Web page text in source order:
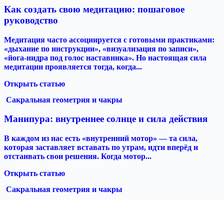
Как создать свою медитацию: пошаговое
руководство
Медитация часто ассоциируется с готовыми практиками:
«дыхание по инструкции», «визуализация по записи»,
«йога-нидра под голос наставника». Но настоящая сила
медитации проявляется тогда, когда...
Открыть статью
Сакральная геометрия и чакры
Манипура: внутреннее солнце и сила действия
В каждом из нас есть «внутренний мотор» — та сила,
которая заставляет вставать по утрам, идти вперёд и
отстаивать свои решения. Когда мотор...
Открыть статью
Сакральная геометрия и чакры